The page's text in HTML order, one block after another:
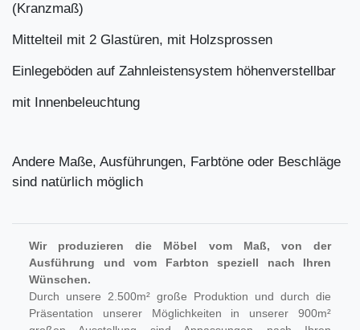
(Kranzmaß)
Mittelteil mit 2 Glastüren, mit Holzsprossen
Einlegeböden auf Zahnleistensystem höhenverstellbar
mit Innenbeleuchtung
Andere Maße, Ausführungen, Farbtöne oder Beschläge
sind natürlich möglich
Wir produzieren die Möbel vom Maß, von der
Ausführung und vom Farbton speziell nach Ihren
Wünschen.
Durch unsere 2.500m² große Produktion und durch die
Präsentation unserer Möglichkeiten in unserer 900m²